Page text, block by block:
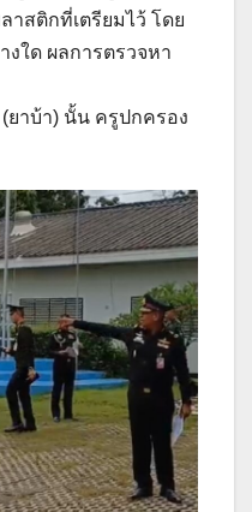
าสติกที่เตรียมไว้ โดย
งใด ผลการตรวจหา
ยาบ้า) นั้น ครูปกครอง